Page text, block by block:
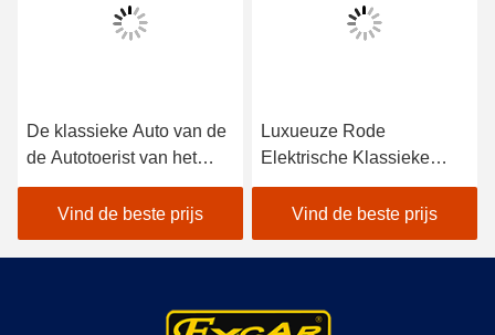
De klassieke Auto van de
de Autotoerist van het
Ontwerp Rode
Uitstekende Golf met
Goedgekeurd Ce
Vind de beste prijs
Luxueuze Rode
Elektrische Klassieke
Auto's 4 van G1S8 Rij
voor Passagier 8
Vind de beste prijs